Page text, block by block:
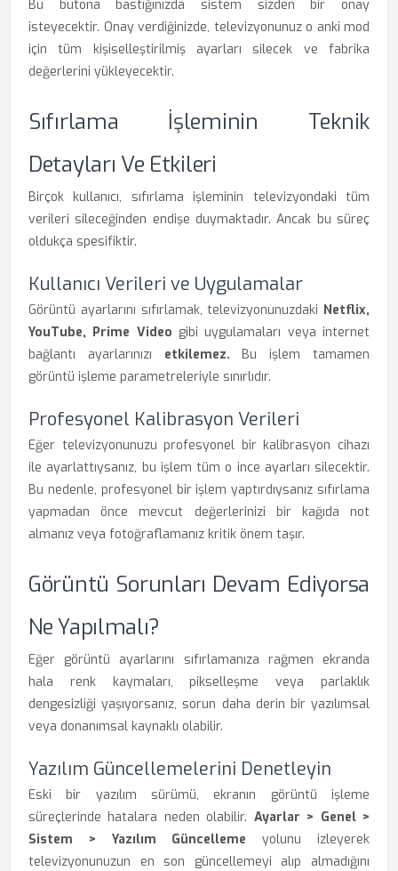
Bu butona bastığınızda sistem sizden bir onay
isteyecektir. Onay verdiğinizde, televizyonunuz o anki mod
için tüm kişiselleştirilmiş ayarları silecek ve fabrika
değerlerini yükleyecektir.
Sıfırlama İşleminin Teknik
Detayları Ve Etkileri
Birçok kullanıcı, sıfırlama işleminin televizyondaki tüm
verileri sileceğinden endişe duymaktadır. Ancak bu süreç
oldukça spesifiktir.
Kullanıcı Verileri ve Uygulamalar
Görüntü ayarlarını sıfırlamak, televizyonunuzdaki Netflix,
YouTube, Prime Video gibi uygulamaları veya internet
bağlantı ayarlarınızı etkilemez. Bu işlem tamamen
görüntü işleme parametreleriyle sınırlıdır.
Profesyonel Kalibrasyon Verileri
Eğer televizyonunuzu profesyonel bir kalibrasyon cihazı
ile ayarlattıysanız, bu işlem tüm o ince ayarları silecektir.
Bu nedenle, profesyonel bir işlem yaptırdıysanız sıfırlama
yapmadan önce mevcut değerlerinizi bir kağıda not
almanız veya fotoğraflamanız kritik önem taşır.
Görüntü Sorunları Devam Ediyorsa
Ne Yapılmalı?
Eğer görüntü ayarlarını sıfırlamanıza rağmen ekranda
hala renk kaymaları, pikselleşme veya parlaklık
dengesizliği yaşıyorsanız, sorun daha derin bir yazılımsal
veya donanımsal kaynaklı olabilir.
Yazılım Güncellemelerini Denetleyin
Eski bir yazılım sürümü, ekranın görüntü işleme
süreçlerinde hatalara neden olabilir. Ayarlar > Genel >
Sistem > Yazılım Güncelleme yolunu izleyerek
televizyonunuzun en son güncellemeyi alıp almadığını